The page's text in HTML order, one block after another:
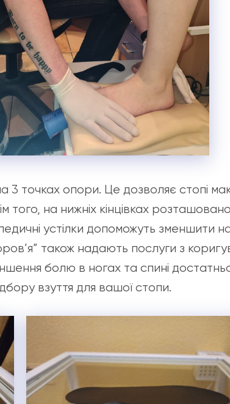
3 точках опори. Це дозволяє стопі
того, на нижніх кінцівках
устілки допоможуть зменшити
також надають послуги з
болю в ногах та спині достатньо
взуття для вашої стопи.